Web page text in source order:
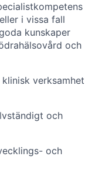
i vissa fall
kunskaper
och
verksamhet
och
och